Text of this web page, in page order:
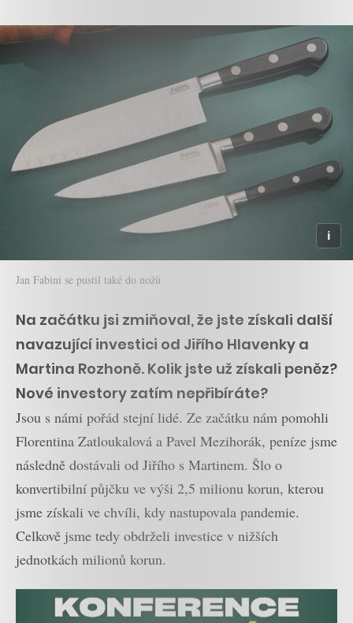
Jan Fabini se pustil také do nožů
Na začátku jsi zmiňoval, že jste získali další
navazující investici od Jiřího Hlavenky a
Martina Rozhoně. Kolik jste už získali peněz?
Nové investory zatím nepřibíráte?
Jsou s námi pořád stejní lidé. Ze začátku nám pomohli
Florentina Zatloukalová a Pavel Mezihorák, peníze jsme
následně dostávali od Jiřího s Martinem. Šlo o
konvertibilní půjčku ve výši 2,5 milionu korun, kterou
jsme získali ve chvíli, kdy nastupovala pandemie.
Celkově jsme tedy obdrželi investice v nižších
jednotkách milionů korun.